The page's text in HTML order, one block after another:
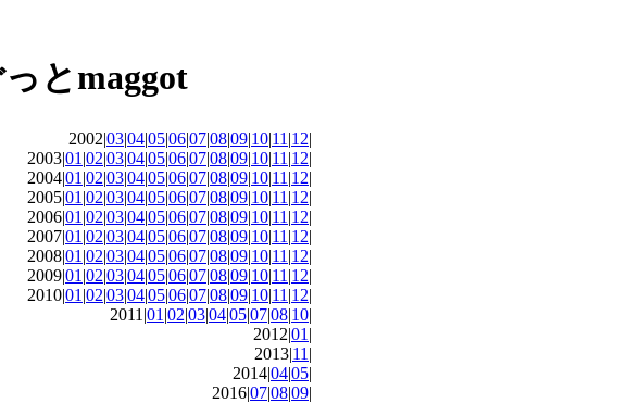
2002|03|04|05|06|07|08|09|10|11 |12|
2003|01 |02|03|04|05|06|07|08|09|10|11 |12|
2004|01 |02|03|04|05|06|07|08|09|10|11 |12|
2005|01 |02|03|04|05|06|07|08|09|10|11 |12|
2006|01 |02|03|04|05|06|07|08|09|10|11 |12|
2007|01 |02|03|04|05|06|07|08|09|10|11 |12|
2008|01 |02|03|04|05|06|07|08|09|10|11 |12|
2009|01 |02|03|04|05|06|07|08|09|10|11 |12|
2010|01 |02|03|04|05|06|07|08|09|10|11 |12|
2011|01 |02|03|04|05|07|08|10|
2012|01 |
2013|11 |
2014|04|05|
2016|07|08|09|